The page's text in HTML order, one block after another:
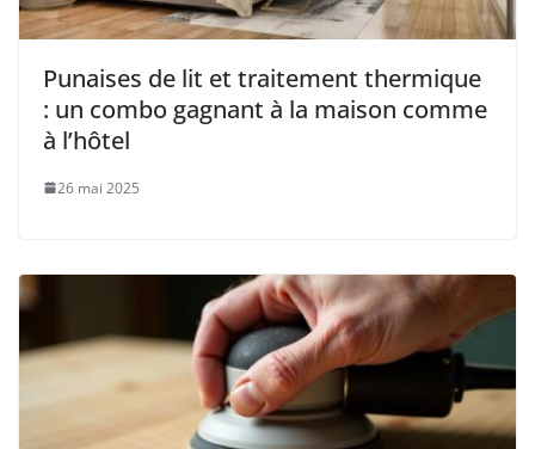
Punaises de lit et traitement thermique
: un combo gagnant à la maison comme
à l’hôtel
26 mai 2025